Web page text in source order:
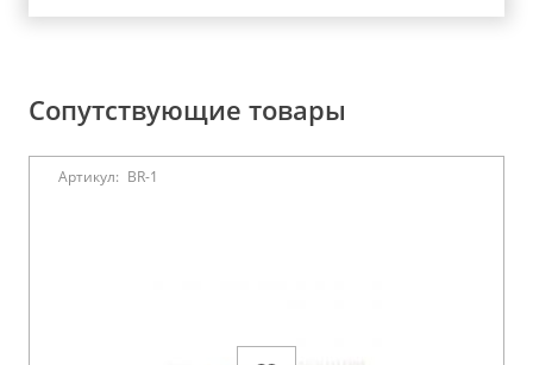
Сопутствующие товары
Артикул: BR-1